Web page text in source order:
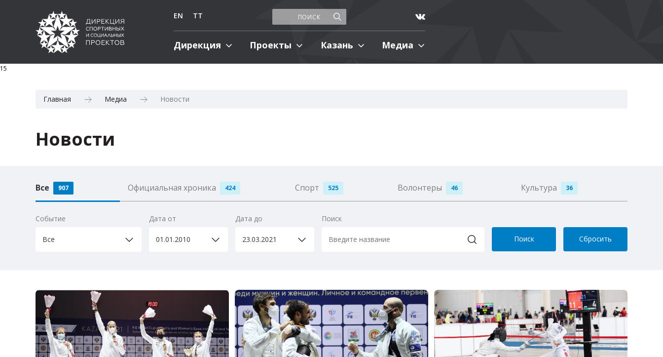
EN TT
Дирекция Проекты Казань Медиа
15
Главная Медиа Новости
Новости
Все 907 Официальная хроника 424 Спорт 525 Волонтеры 46 Культура 36
Событие
Все
Дата от Дата до Поиск
Поиск Сбросить